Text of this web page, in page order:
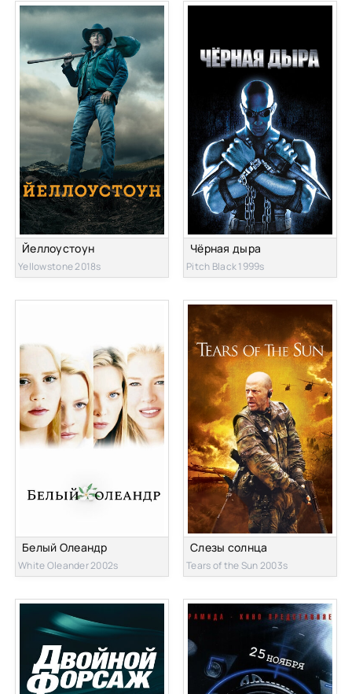
Йеллоустоун
Yellowstone 2018s
Чёрная дыра
Pitch Black 1999s
Белый Олеандр
White Oleander 2002s
Слезы солнца
Tears of the Sun 2003s